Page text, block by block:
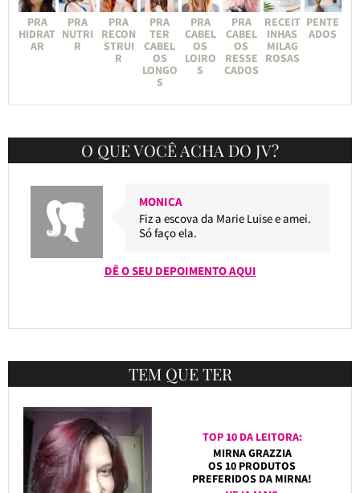
PRA
HIDRAT
AR
PRA
NUTRI
R
PRA
RECON
STRUI
R
PRA
TER
CABEL
OS
LONGO
S
PRA
CABEL
OS
LOIRO
S
PRA
CABEL
OS
RESSE
CADOS
RECEIT
INHAS
MILAG
ROSAS
PENTE
ADOS
O QUE VOCÊ ACHA DO JV?
MONICA
Fiz a escova da Marie Luise e amei.
Só faço ela.
DÊ O SEU DEPOIMENTO AQUI
TEM QUE TER
TOP 10 DA LEITORA:
MIRNA GRAZZIA
OS 10 PRODUTOS
PREFERIDOS DA MIRNA!